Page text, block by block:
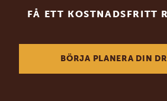
FÅ ETT KOSTNADSFRITT
BÖRJA PLANERA DIN